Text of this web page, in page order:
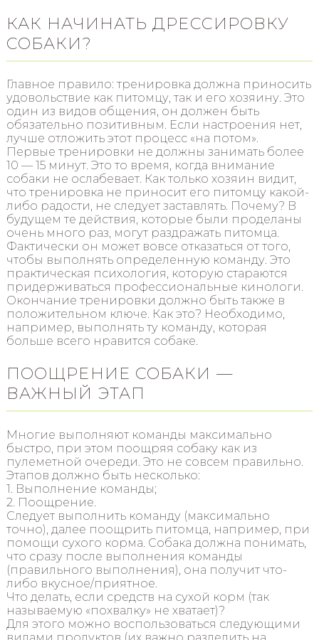
КАК НАЧИНАТЬ ДРЕССИРОВКУ
СОБАКИ?
Главное правило: тренировка должна приносить
удовольствие как питомцу, так и его хозяину. Это
один из видов общения, он должен быть
обязательно позитивным. Если настроения нет,
лучше отложить этот процесс «на потом».
Первые тренировки не должны занимать более
10 — 15 минут. Это то время, когда внимание
собаки не ослабевает. Как только хозяин видит,
что тренировка не приносит его питомцу какой-
либо радости, не следует заставлять. Почему? В
будущем те действия, которые были проделаны
очень много раз, могут раздражать питомца.
Фактически он может вовсе отказаться от того,
чтобы выполнять определенную команду. Это
практическая психология, которую стараются
придерживаться профессиональные кинологи.
Окончание тренировки должно быть также в
положительном ключе. Как это? Необходимо,
например, выполнять ту команду, которая
больше всего нравится собаке.
ПООЩРЕНИЕ СОБАКИ —
ВАЖНЫЙ ЭТАП
Многие выполняют команды максимально
быстро, при этом поощряя собаку как из
пулеметной очереди. Это не совсем правильно.
Этапов должно быть несколько:
1. Выполнение команды;
2. Поощрение.
Следует выполнить команду (максимально
точно), далее поощрить питомца, например, при
помощи сухого корма. Собака должна понимать,
что сразу после выполнения команды
(правильного выполнения), она получит что-
либо вкусное/приятное.
Что делать, если средств на сухой корм (так
называемую «похвалку» не хватает)?
Для этого можно воспользоваться следующими